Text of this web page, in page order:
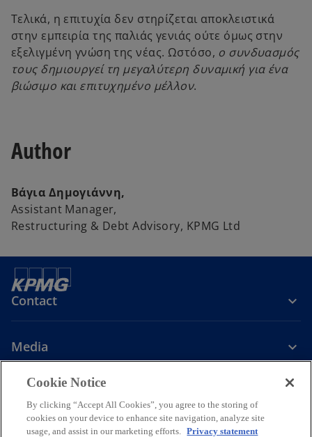
Τελικά, η επιτυχία δεν στηρίζεται αποκλειστικά
στην εμπειρία της παλιάς γενιάς ούτε όμως στην
εξελιγμένη γνώση της νέας. Ωστόσο, ο συνδυασμός
τους δημιουργεί τη μεγαλύτερη δυναμική για ένα
βιώσιμο και επιτυχημένο μέλλον.
Author
Βάγια Δημογιάννη,
Assistant Manager,
Restructuring & Debt Advisory, ΚPMG Ltd
Contact
Media
o
o
o
o
Cookie Notice
By clicking “Accept All Cookies”, you agree to the storing of
cookies on your device to enhance site navigation, analyze site
usage, and assist in our marketing efforts. Privacy statement